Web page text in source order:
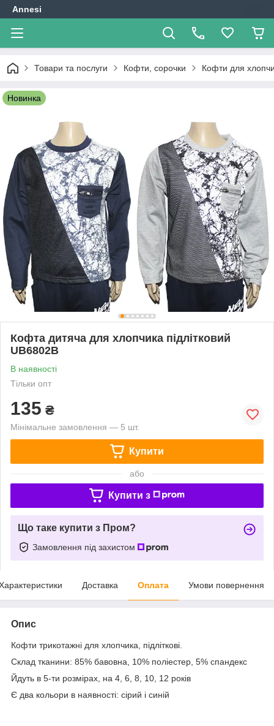
Annesi
Товари та послуги Кофти, сорочки Кофти для
Новинка
Кофта дитяча для хлопчика підлітковий
UB6802B
В наявності
Тільки опт
135 ₴
Мінімальне замовлення — 5 шт.
Купити
або
Купити з
Що таке купити з Пром?
Замовлення під захистом
Доставка Оплата Умови повернення
Опис
Кофти трикотажні для хлопчика, підліткові.
Склад тканини: 85% бавовна, 10% поліестер, 5% спандекс
Йдуть в 5-ти розмірах, на 4, 6, 8, 10, 12 років
Є два кольори в наявності: сірий і синій